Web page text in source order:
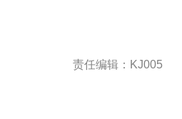
责任编辑：KJ005